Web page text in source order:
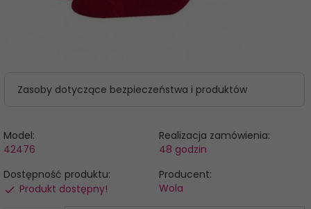
Zasoby dotyczące bezpieczeństwa i produktów
Model:
42476
Realizacja zamówienia:
48 godzin
Dostępność produktu:
Produkt dostępny!
Producent:
Wola